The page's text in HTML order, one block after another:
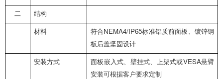
二 结构
材料 符合NEMA4/IP65标准铝质前面板、 镀锌钢
板后盖坚固设计
安装方式 面板嵌入式、壁挂式、 上架式或VESA悬臂
安装可根据客户要求定制